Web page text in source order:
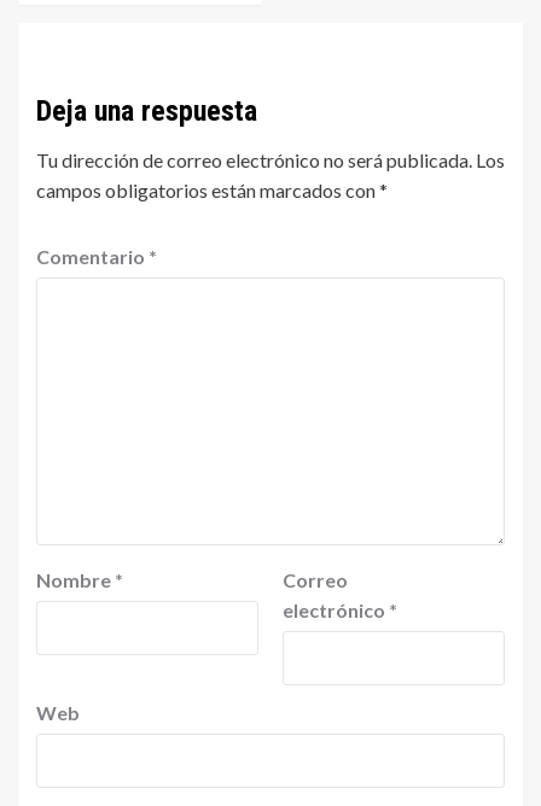
Deja una respuesta
Tu dirección de correo electrónico no será publicada. Los
campos obligatorios están marcados con*
Comentario *
Nombre *
Correo
electrónico *
Web